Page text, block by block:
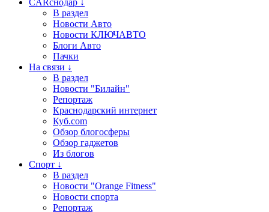
CARснодар ↓
В раздел
Новости Авто
Новости КЛЮЧАВТО
Блоги Авто
Пачки
На связи ↓
В раздел
Новости "Билайн"
Репортаж
Краснодарский интернет
Куб.com
Обзор блогосферы
Обзор гаджетов
Из блогов
Спорт ↓
В раздел
Новости "Orange Fitness"
Новости спорта
Репортаж